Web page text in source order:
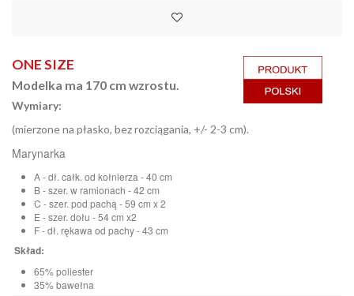
ONE SIZE
Modelka ma 170 cm wzrostu.
Wymiary:
(mierzone na płasko, bez rozciągania, +/- 2-3 cm).
Marynarka
A - dł. całk. od kołnierza - 40 cm
B - szer. w ramionach - 42 cm
C - szer. pod pachą - 59 cm x 2
E - szer. dołu - 54 cm x2
F - dł. rękawa od pachy - 43 cm
Skład:
65% poliester
35% bawełna